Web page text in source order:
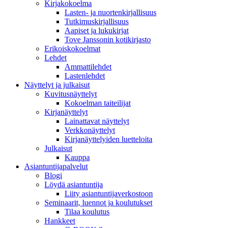
Kirjakokoelma
Lasten- ja nuortenkirjallisuus
Tutkimuskirjallisuus
Aapiset ja lukukirjat
Tove Janssonin kotikirjasto
Erikoiskokoelmat
Lehdet
Ammattilehdet
Lastenlehdet
Näyttelyt ja julkaisut
Kuvitusnäyttelyt
Kokoelman taiteilijat
Kirjanäyttelyt
Lainattavat näyttelyt
Verkkonäyttelyt
Kirjanäyttelyiden luetteloita
Julkaisut
Kauppa
Asiantuntija­palvelut
Blogi
Löydä asiantuntija
Liity asiantuntijaverkostoon
Seminaarit, luennot ja koulutukset
Tilaa koulutus
Hankkeet